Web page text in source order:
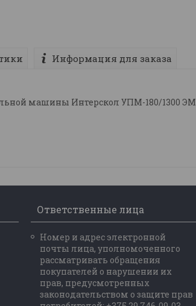
Информация для заказа
машины Интерскол УПМ-180/1300 ЭМ
Ответственные лица
Номер и адрес электронной
почты лица, уполномоченного
рассматривать обращения
покупателей о нарушении их
прав, предусмотренных
законодательством о защите прав